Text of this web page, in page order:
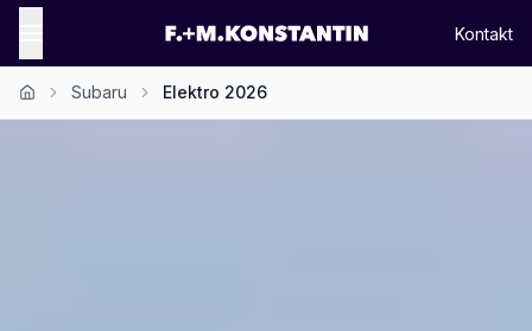
Kontakt
Subaru Elektro 2026